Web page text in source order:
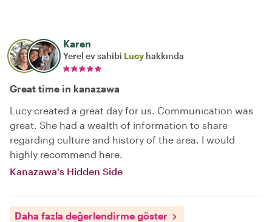
Karen
Yerel ev sahibi Lucy hakkında
Great time in kanazawa
Lucy created a great day for us. Communication was
great. She had a wealth of information to share
regarding culture and history of the area. I would
highly recommend here.
Kanazawa's Hidden Side
Daha fazla değerlendirme göster